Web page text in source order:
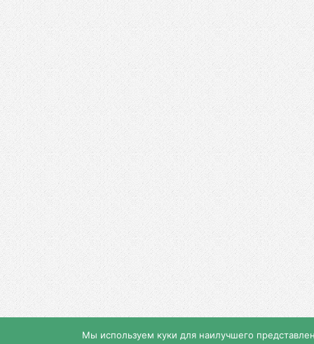
Мы используем куки для наилучшего